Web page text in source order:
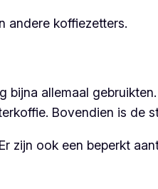
andere koffiezetters.
allemaal
Bovendien is de
zijn ook een beperkt